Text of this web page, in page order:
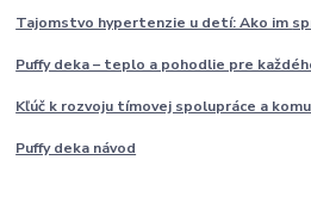
Tajomstvo hypertenzie u detí: Ako im
Puffy deka – teplo a pohodlie pre
Kľúč k rozvoju tímovej spolupráce a
Puffy deka návod